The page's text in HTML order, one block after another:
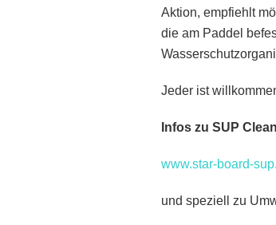
Aktion, empfiehlt
die am Paddel
Jeder ist
Infos zu SUP
www.star-board-
und speziell zu